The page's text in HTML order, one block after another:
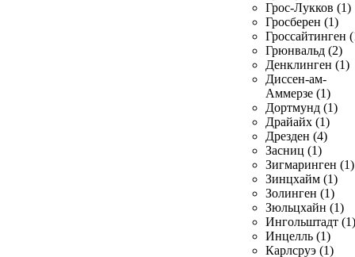
Грос-Лукков (1)
Гросберен (1)
Гроссайтинген
Грюнвальд (2)
Денклинген (1)
Диссен-ам-
Аммерзе (1)
Дортмунд (1)
Драйайх (1)
Дрезден (4)
Засниц (1)
Зигмаринген (1)
Зинцхайм (1)
Золинген (1)
Зюльцхайн (1)
Ингольштадт (1)
Инцелль (1)
Карлсруэ (1)